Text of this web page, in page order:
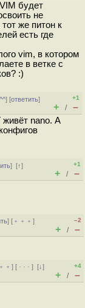
будет
не
же питон к
есть где
vim, в котором
в ветке с
:)
] [ответить]
+1
+ / –
живёт nano. А
][↑]
+1
+ / –
] [ ﹢﹢﹢]
–2
+ / –
] [ · · ·][↓]
+4
+ / –